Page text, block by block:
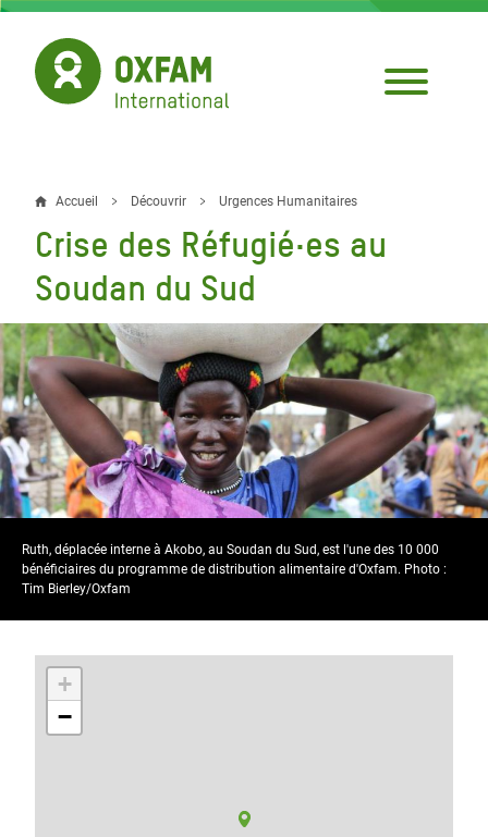
Aller
contenu
principal
Fil
d'Ariane
Accueil Découvrir Urgences Humanitaires
Crise des Réfugié·es au
Soudan du Sud
Ruth, déplacée interne à Akobo, au Soudan du Sud, est l'une des 10 000
bénéficiaires du programme de distribution alimentaire d'Oxfam. Photo :
Tim Bierley/Oxfam
+
−